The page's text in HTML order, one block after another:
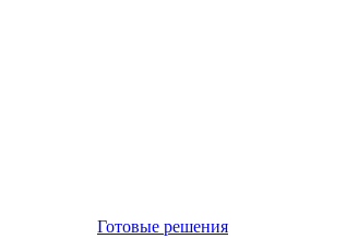
Готовые решения